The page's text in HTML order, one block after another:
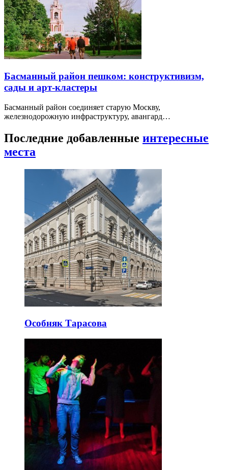
Басманный район пешком: конструктивизм,
сады и арт-кластеры
Басманный район соединяет старую Москву,
железнодорожную инфраструктуру, авангард…
Последние добавленные интересные
места
Особняк Тарасова